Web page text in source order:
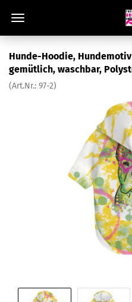
Hunde-Hoodie,
gemütlich, waschbar,
(Art.Nr.: 97-2)